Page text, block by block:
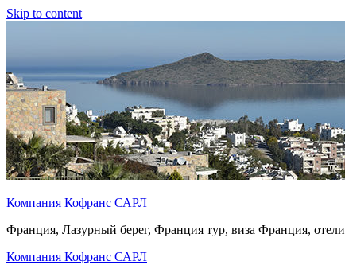
Skip to content
Компания Кофранс САРЛ
Франция, Лазурный берег, Франция тур, виза Франция,
Компания Кофранс САРЛ